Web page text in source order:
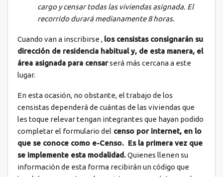
cargo y censar todas las viviendas asignada. El
recorrido durará medianamente 8 horas.
Cuando van a inscribirse , los censistas consignarán su
dirección de residencia habitual y, de esta manera, el
área asignada para censarserá más cercana a este
lugar.
En esta ocasión, no obstante, el trabajo de los
censistas dependerá de cuántas de las viviendas que
les toque relevar tengan integrantes que hayan podido
completar el formulario del censo por internet, en lo
que se conoce como e-Censo. Es la primera vez que
se implemente esta modalidad.Quienes llenen su
información de esta forma recibirán un código que